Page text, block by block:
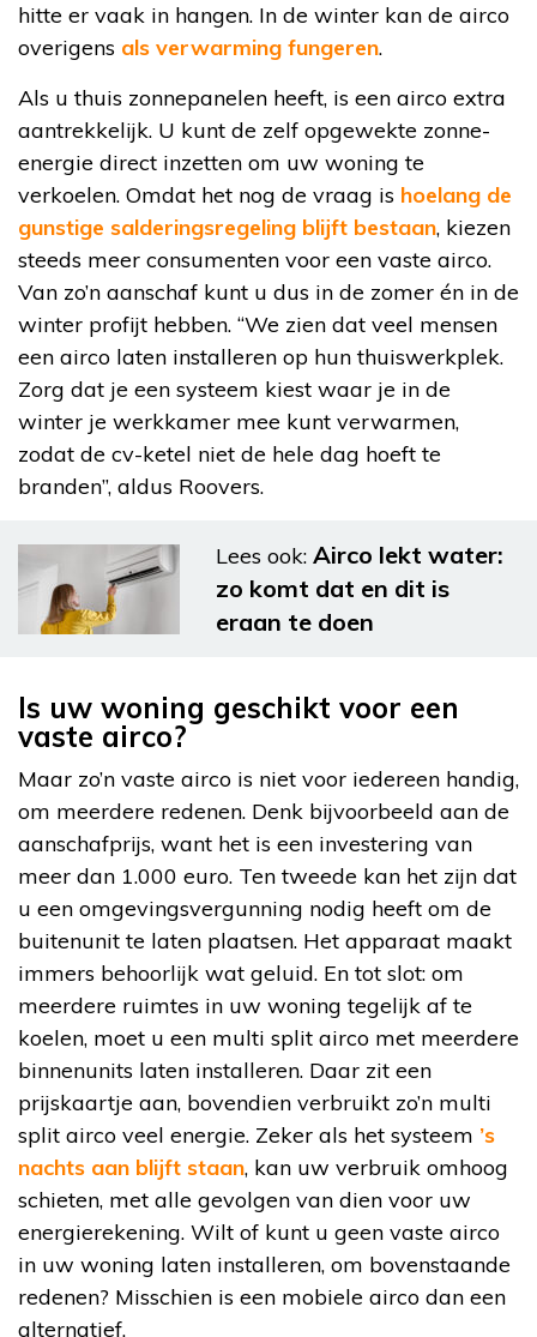
hitte er vaak in hangen. In de winter kan de airco
overigens als verwarming fungeren.
Als u thuis zonnepanelen heeft, is een airco extra
aantrekkelijk. U kunt de zelf opgewekte zonne-
energie direct inzetten om uw woning te
verkoelen. Omdat het nog de vraag is hoelang de
gunstige salderingsregeling blijft bestaan, kiezen
steeds meer consumenten voor een vaste airco.
Van zo’n aanschaf kunt u dus in de zomer én in de
winter profijt hebben. “We zien dat veel mensen
een airco laten installeren op hun thuiswerkplek.
Zorg dat je een systeem kiest waar je in de
winter je werkkamer mee kunt verwarmen,
zodat de cv-ketel niet de hele dag hoeft te
branden”, aldus Roovers.
Lees ook: Airco lekt water:
zo komt dat en dit is
eraan te doen
Is uw woning geschikt voor een
vaste airco?
Maar zo’n vaste airco is niet voor iedereen handig,
om meerdere redenen. Denk bijvoorbeeld aan de
aanschafprijs, want het is een investering van
meer dan 1.000 euro. Ten tweede kan het zijn dat
u een omgevingsvergunning nodig heeft om de
buitenunit te laten plaatsen. Het apparaat maakt
immers behoorlijk wat geluid. En tot slot: om
meerdere ruimtes in uw woning tegelijk af te
koelen, moet u een multi split airco met meerdere
binnenunits laten installeren. Daar zit een
prijskaartje aan, bovendien verbruikt zo’n multi
split airco veel energie. Zeker als het systeem ’s
nachts aan blijft staan, kan uw verbruik omhoog
schieten, met alle gevolgen van dien voor uw
energierekening. Wilt of kunt u geen vaste airco
in uw woning laten installeren, om bovenstaande
redenen? Misschien is een mobiele airco dan een
alternatief.